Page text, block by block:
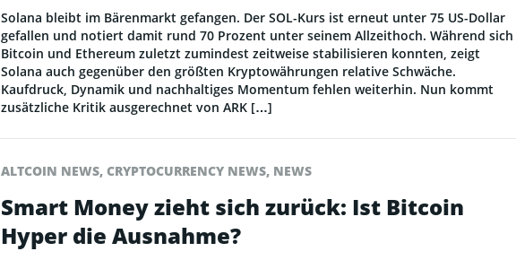
Solana bleibt im Bärenmarkt gefangen. Der SOL-Kurs ist erneut unter 75 US-Dollar
gefallen und notiert damit rund 70 Prozent unter seinem Allzeithoch. Während sich
Bitcoin und Ethereum zuletzt zumindest zeitweise stabilisieren konnten, zeigt
Solana auch gegenüber den größten Kryptowährungen relative Schwäche.
Kaufdruck, Dynamik und nachhaltiges Momentum fehlen weiterhin. Nun kommt
zusätzliche Kritik ausgerechnet von ARK […]
ALTCOIN NEWS, CRYPTOCURRENCY NEWS, NEWS
Smart Money zieht sich zurück: Ist Bitcoin
Hyper die Ausnahme?